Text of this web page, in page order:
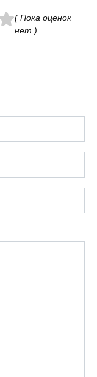
( Пока оценок
нет )